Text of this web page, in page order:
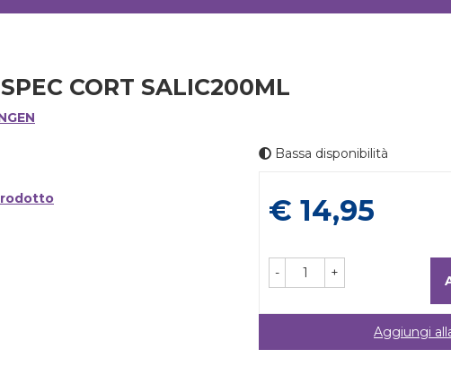
CORT SALIC200ML
Bassa disponibilità
Prezzo
€ 14,95
- +
Aggiungi